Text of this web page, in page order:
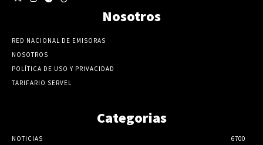
Nosotros
RED NACIONAL DE EMISORAS
NOSOTROS
POLÍTICA DE USO Y PRIVACIDAD
TARIFARIO SERVEL
Categorias
NOTICIAS
6700